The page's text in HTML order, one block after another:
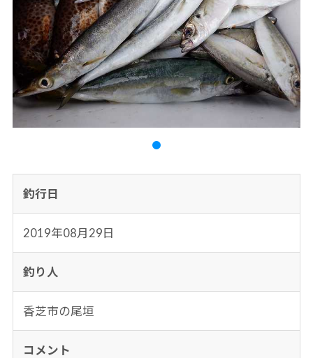
釣行日
2019年08月29日
釣り人
香芝市の尾垣
コメント